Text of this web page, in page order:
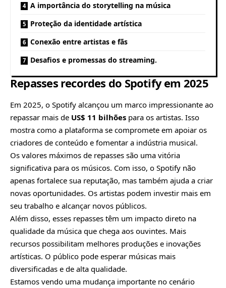
A importância do storytelling na música
Proteção da identidade artística
Conexão entre artistas e fãs
Desafios e promessas do streaming.
Repasses recordes do Spotify em 2025
Em 2025, o Spotify alcançou um marco impressionante ao
repassar mais de US$ 11 bilhões para os artistas. Isso
mostra como a plataforma se compromete em apoiar os
criadores de conteúdo e fomentar a indústria musical.
Os valores máximos de repasses são uma vitória
significativa para os músicos. Com isso, o Spotify não
apenas fortalece sua reputação, mas também ajuda a criar
novas oportunidades. Os artistas podem investir mais em
seu trabalho e alcançar novos públicos.
Além disso, esses repasses têm um impacto direto na
qualidade da música que chega aos ouvintes. Mais
recursos possibilitam melhores produções e inovações
artísticas. O público pode esperar músicas mais
diversificadas e de alta qualidade.
Estamos vendo uma mudança importante no cenário